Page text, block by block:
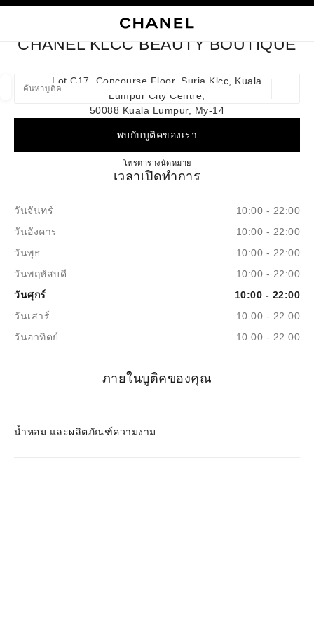
ข้อเสนอจะแสดงอยู่ใต้แถบค้นหานี้
0 ข้อเสนอที่มีอยู่
ปิดการ์ดบูติก CHANEL KLCC BEAUTY BOUTIQUE
CHANEL KLCC BEAUTY BOUTIQUE
Lot C17, Concourse Floor, Suria Klcc, Kuala
Lumpur City Centre,
50088 Kuala Lumpur, My-14
พบกับบูติคของเรา
โทร1800 812 838
ตารางนัดหมายCHANEL KLCC BEAUTY
เวลาเปิดทำการ
วันจันทร์
10:00 - 22:00
วันอังคาร
10:00 - 22:00
วันพุธ
10:00 - 22:00
วันพฤหัสบดี
10:00 - 22:00
วันศุกร์
10:00 - 22:00
วันเสาร์
10:00 - 22:00
วันอาทิตย์
10:00 - 22:00
ภายในบูติคของคุณ
น้ำหอม และผลิตภัณฑ์ความงาม
ตัวกรอง
ตัวกรองผลลัพธ์โดย: